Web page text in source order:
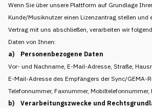
Wenn Sie über unsere Plattform auf Grundlage
Kunde/Musiknutzer einen Lizenzantrag stellen und
Vertrag mit uns abschließen, verarbeiten wir
Daten von Ihnen:
a) Personenbezogene Daten
Vor- und Nachname, E-Mail-Adresse, Straße,
E-Mail-Adresse des Empfängers der Sync/GEMA-
Telefonnummer, Faxnummer, Mobiltelefonnummer,
b) Verarbeitungszwecke und